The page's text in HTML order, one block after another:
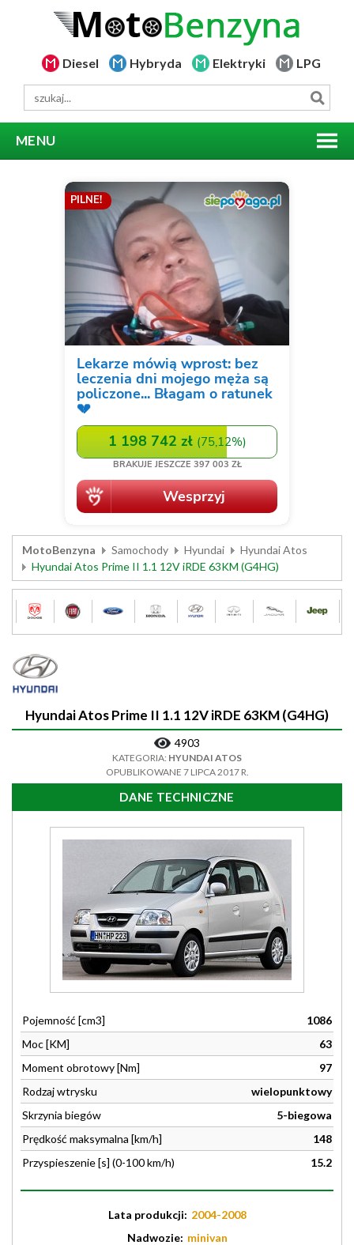
Diesel Hybryda Elektryki LPG
MENU
MotoBenzyna Samochody Hyundai
Hyundai Atos
Hyundai Atos Prime II 1.1 12V iRDE 63KM (G4HG)
Hyundai Atos Prime II 1.1 12V iRDE 63KM (G4HG)
4903
KATEGORIA: HYUNDAI ATOS
OPUBLIKOWANE 7 LIPCA 2017 R.
DANE TECHNICZNE
Pojemność [cm3]
1086
Moc [KM]
63
Moment obrotowy [Nm]
97
Rodzaj wtrysku
wielopunktowy
Skrzynia biegów
5-biegowa
Prędkość maksymalna [km/h]
148
Przyspieszenie [s] (0-100 km/h)
15.2
Lata produkcji: 2004-2008
Nadwozie: minivan